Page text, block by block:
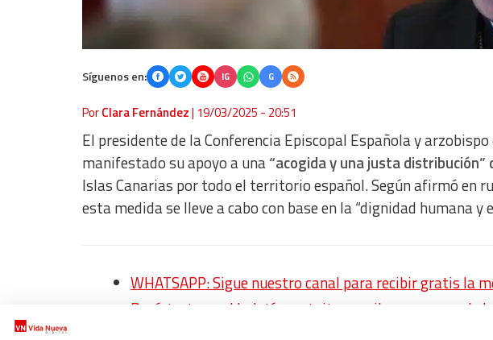
Síguenos en: IG G
PorClara Fernández| 19/03/2025 - 20:51
El presidente de la Conferencia Episcopal Española y
manifestado su apoyo a una“acogida y una justa
Islas Canarias por todo el territorio español. Según afirmó en
esta medida se lleve a cabo con base en la “dignidad humana y
WHATSAPP: Sigue nuestro canal para recibir gratis la
Regístrate en el boletín gratuito y recibe un avance de